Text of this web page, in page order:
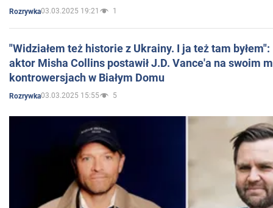
Rozrywka03.03.2025 19:21 1
"Widziałem też historie z Ukrainy. I ja też tam
aktor Misha Collins postawił J.D. Vance'a na swoim
kontrowersjach w Białym Domu
Rozrywka03.03.2025 15:55 5